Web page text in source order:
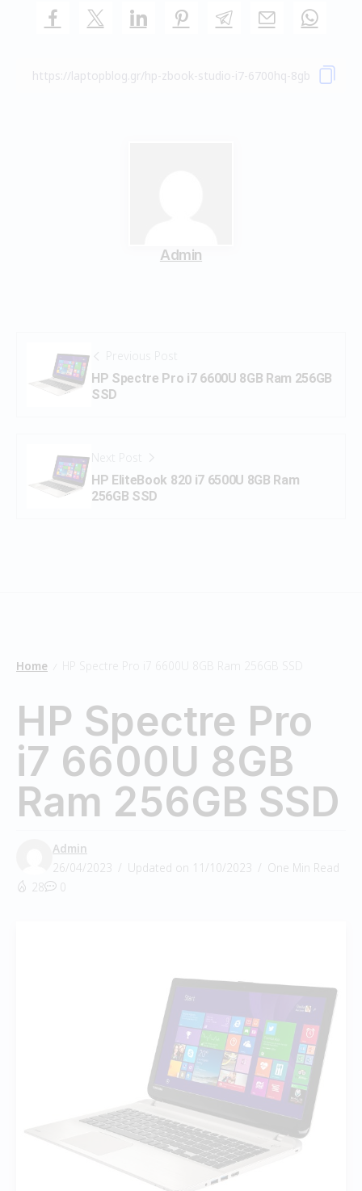
Admin
Previous Post
HP Spectre Pro i7 6600U 8GB Ram 256GB
SSD
Next Post
HP EliteBook 820 i7 6500U 8GB Ram
256GB SSD
Home HP Spectre Pro i7 6600U 8GB Ram 256GB SSD
HP Spectre Pro
i7 6600U 8GB
Ram 256GB SSD
Admin
26/04/2023
Updated on 11/10/2023
One Min Read
28
0